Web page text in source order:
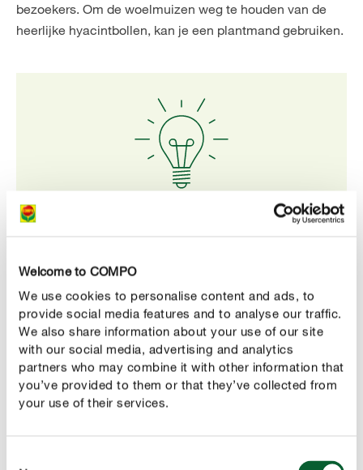
Welcome to COMPO
We use cookies to personalise content and ads, to
provide social media features and to analyse our traffic.
We also share information about your use of our site
with our social media, advertising and analytics
partners who may combine it with other information that
you’ve provided to them or that they’ve collected from
your use of their services.
bezoekers. Om de woelmuizen weg te houden van de
heerlijke hyacintbollen, kan je een plantmand gebruiken.
Onze tip
glazen. Meer over deze techniek vind je in ons
inspiratie-artikel " Hyacintenbollen trekken in een
hyacintenglas".